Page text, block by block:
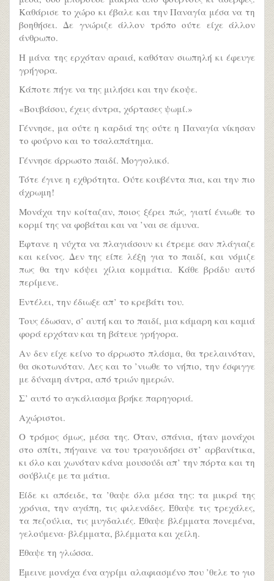
Καθάρισε το χώρο κι έβαλε και την Παναγία μέσα να τη
βοηθήσει. Δε γνώριζε άλλον τρόπο ούτε είχε άλλον
άνθρωπο.
Η μάνα της ερχόταν αραιά, καθόταν σιωπηλή κι έφευγε
γρήγορα.
Κάποτε πήγε να της μιλήσει και την έκοψε.
«Βουβάσου, έχεις άντρα, χόρτασες ψωμί.»
Γέννησε, μα ούτε η καρδιά της ούτε η Παναγία νίκησαν
το φούρνο και το τσαλαπάτημα.
Γέννησε άρρωστο παιδί. Μογγολικό.
Τότε έγινε η εχθρότητα. Ούτε κουβέντα πια, και την πιο
άχρωμη!
Μονάχα την κοίταζαν, ποιος ξέρει πώς, γιατί ένιωθε το
κορμί της να φοβάται και να ’ναι σε άμυνα.
Έφτανε η νύχτα να πλαγιάσουν κι έτρεμε σαν πλάγιαζε
και κείνος. Δεν της είπε λέξη για το παιδί, και νόμιζε
πως θα την κόψει χίλια κομμάτια. Κάθε βράδυ αυτό
περίμενε.
Εντέλει, την έδιωξε απ’ το κρεβάτι του.
Τους έδωσαν, σ’ αυτή και το παιδί, μια κάμαρη και καμιά
φορά ερχόταν και τη βάτευε γρήγορα.
Αν δεν είχε κείνο το άρρωστο πλάσμα, θα τρελαινόταν,
θα σκοτωνόταν. Λες και το ’νιωθε το νήπιο, την έσφιγγε
με δύναμη άντρα, από τριών ημερών.
Σ’ αυτό το αγκάλιασμα βρήκε παρηγοριά.
Αχώριστοι.
Ο τρόμος όμως, μέσα της. Όταν, σπάνια, ήταν μονάχοι
στο σπίτι, πήγαινε να του τραγουδήσει στ’ αρβανίτικα,
κι όλο και χωνόταν κάνα μουσούδι απ’ την πόρτα και τη
σούβλιζε με τα μάτια.
Είδε κι απόειδε, τα ’θαψε όλα μέσα της: τα μικρά της
χρόνια, την αγάπη, τις φιλενάδες. Έθαψε τις τρεχάλες,
τα πεζούλια, τις μυγδαλιές. Έθαψε βλέμματα πονεμένα,
γελούμενα· βλέμματα, βλέμματα και χείλη.
Έθαψε τη γλώσσα.
Έμεινε μονάχα ένα αγρίμι αλαφιασμένο που ’θελε το γιο